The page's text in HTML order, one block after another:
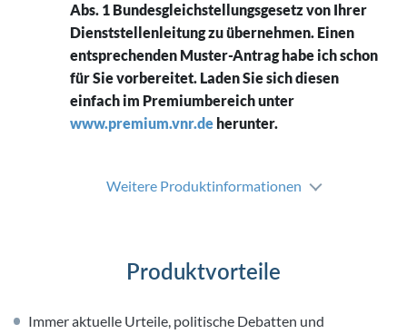
Abs. 1 Bundesgleichstellungsgesetz von Ihrer
Dienststellenleitung zu übernehmen. Einen
entsprechenden Muster-Antrag habe ich schon
für Sie vorbereitet. Laden Sie sich diesen
einfach im Premiumbereich unter
www.premium.vnr.de herunter.
Weitere Produktinformationen
Produktvorteile
Immer aktuelle Urteile, politische Debatten und